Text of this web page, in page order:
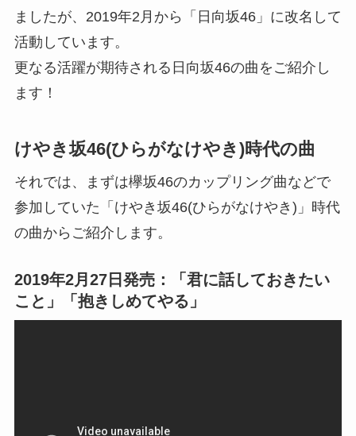
ましたが、2019年2月から「日向坂46」に改名して
活動しています。
更なる活躍が期待される日向坂46の曲をご紹介し
ます！
けやき坂46(ひらがなけやき)時代の曲
それでは、まずは欅坂46のカップリング曲などで
参加していた「けやき坂46(ひらがなけやき)」時代
の曲からご紹介します。
2019年2月27日発売：「君に話しておきたい
こと」「抱きしめてやる」